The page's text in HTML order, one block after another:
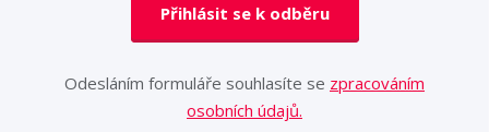
Přihlásit se k odběru
Odesláním formuláře souhlasíte se zpracováním
osobních údajů.